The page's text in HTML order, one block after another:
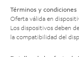
Términos y condiciones
Oferta válida en
Los dispositivos deben
la compatibilidad del